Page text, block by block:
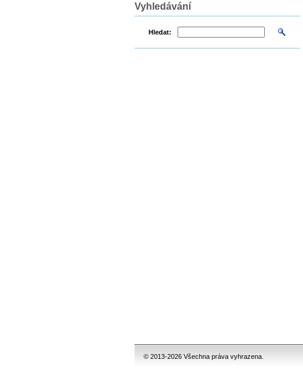
Vyhledávání
Hledat:
© 2013-2026 Všechna práva vyhrazena.